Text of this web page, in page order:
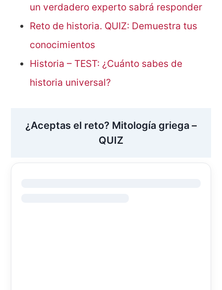
un verdadero experto sabrá responder
Reto de historia. QUIZ: Demuestra tus
conocimientos
Historia – TEST: ¿Cuánto sabes de
historia universal?
¿Aceptas el reto? Mitología griega –
QUIZ